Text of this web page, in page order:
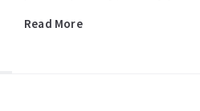
Read More